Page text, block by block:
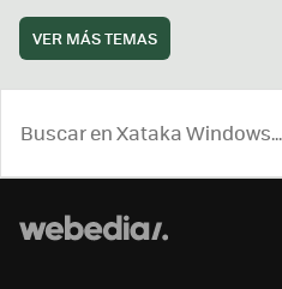
VER MÁS TEMAS